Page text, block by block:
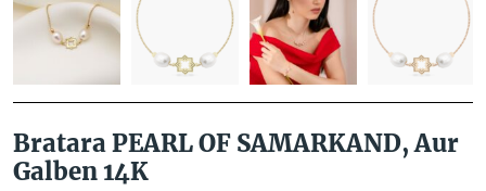
Bratara PEARL OF SAMARKAND, Aur
Galben 14K